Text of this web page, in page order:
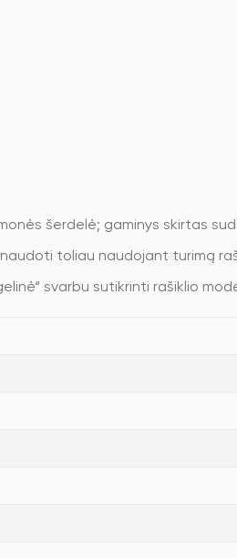
šerdelė; gaminys skirtas
toliau naudojant turimą
svarbu sutikrinti rašiklio